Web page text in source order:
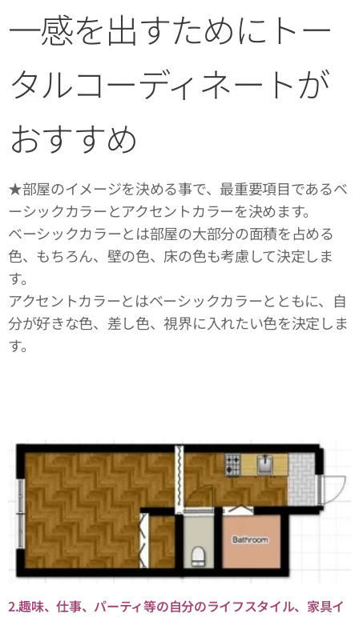
一感を出すためにトー
タルコーディネートが
おすすめ
★部屋のイメージを決める事で、最重要項目であるベ
ーシックカラーとアクセントカラーを決めます。
ベーシックカラーとは部屋の大部分の面積を占める
色、もちろん、壁の色、床の色も考慮して決定しま
す。
アクセントカラーとはベーシックカラーとともに、自
分が好きな色、差し色、視界に入れたい色を決定しま
す。
2.趣味、仕事、パーティ等の自分のライフスタイル、家具イ